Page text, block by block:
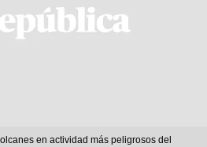
en actividad más peligrosos del